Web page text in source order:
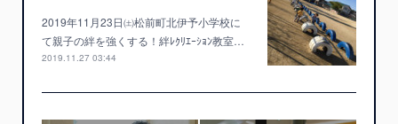
2019年11月23日㈯松前町北伊予小学校に
て親子の絆を強くする！絆ﾚｸﾘｴｰｼｮﾝ教室…
2019.11.27 03:44